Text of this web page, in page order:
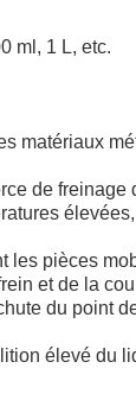
ml, 1 L, etc.
matériaux
de freinage
les pièces
et de la
du point
élevé du